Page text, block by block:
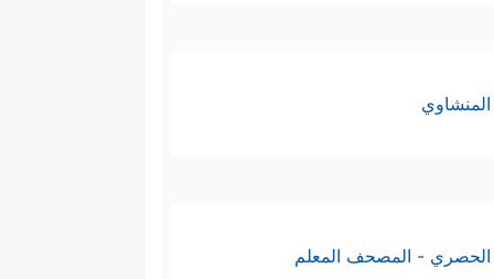
الحصري - المصحف المعلم